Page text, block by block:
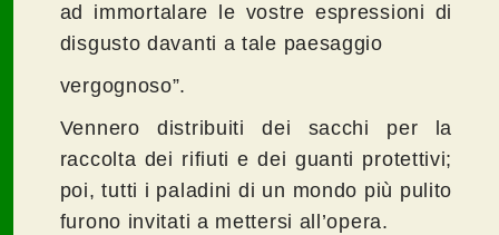
ad immortalare le vostre espressioni di
disgusto davanti a tale paesaggio
vergognoso”.
Vennero distribuiti dei sacchi per la
raccolta dei rifiuti e dei guanti protettivi;
poi, tutti i paladini di un mondo più pulito
furono invitati a mettersi all’opera.